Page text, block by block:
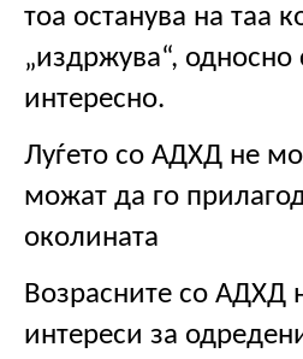
тоа останува на таа
„издржува“,
интересно.
Луѓето со АДХД не
можат да го
околината
Возрасните со АДХД
интереси за